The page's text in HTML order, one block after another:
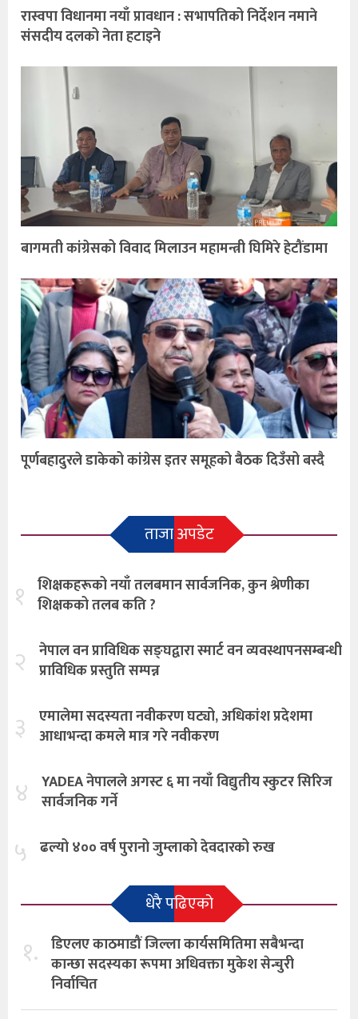
रास्वपा विधानमा नयाँ प्रावधान : सभापतिको निर्देशन नमाने
संसदीय दलको नेता हटाइने
बागमती कांग्रेसको विवाद मिलाउन महामन्त्री घिमिरे हेटौंडामा
पूर्णबहादुरले डाकेको कांग्रेस इतर समूहको बैठक दिउँसो बस्दै
ताजा अपडेट
१ शिक्षकहरूको नयाँ तलबमान सार्वजनिक, कुन श्रेणीका
शिक्षकको तलब कति ?
२ नेपाल वन प्राविधिक सङ्घद्वारा स्मार्ट वन व्यवस्थापनसम्बन्धी
प्राविधिक प्रस्तुति सम्पन्न
३ एमालेमा सदस्यता नवीकरण घट्यो, अधिकांश प्रदेशमा
आधाभन्दा कमले मात्र गरे नवीकरण
४ YADEA नेपालले अगस्ट ६ मा नयाँ विद्युतीय स्कुटर सिरिज
सार्वजनिक गर्ने
५ ढल्यो ४०० वर्ष पुरानो जुम्लाको देवदारको रुख
धेरै पढिएको
१. डिएलए काठमाडौं जिल्ला कार्यसमितिमा सबैभन्दा
कान्छा सदस्यका रूपमा अधिवक्ता मुकेश सेन्चुरी
निर्वाचित